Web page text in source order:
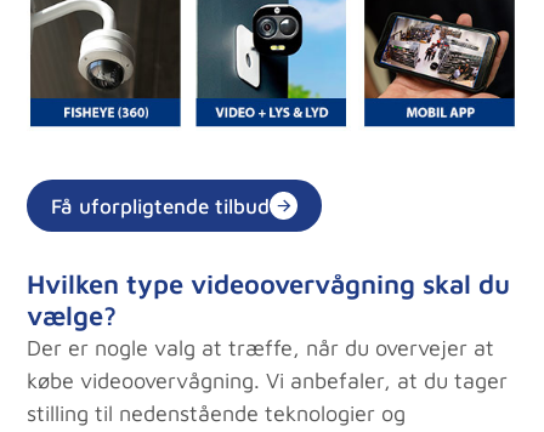
Få uforpligtende tilbud
Hvilken type videoovervågning skal du
vælge?
Der er nogle valg at træffe, når du overvejer at
købe videoovervågning. Vi anbefaler, at du tager
stilling til nedenstående teknologier og